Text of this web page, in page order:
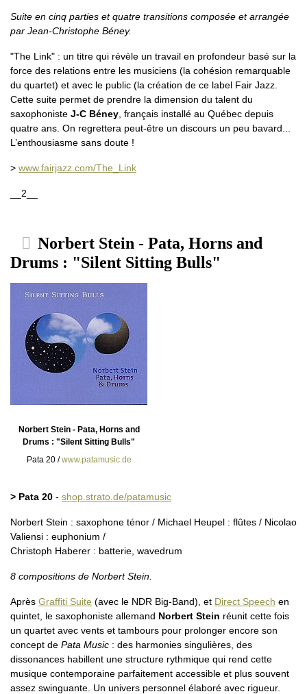
Suite en cinq parties et quatre transitions composée et arrangée
par Jean-Christophe Béney.
"The Link" : un titre qui révèle un travail en profondeur basé sur la
force des relations entre les musiciens (la cohésion remarquable
du quartet) et avec le public (la création de ce label Fair Jazz.
Cette suite permet de prendre la dimension du talent du
saxophoniste J-C Béney , français installé au Québec depuis
quatre ans. On regrettera peut-être un discours un peu bavard...
L’enthousiasme sans doute !
> www.fairjazz.com/The_Link
__2__
Norbert Stein - Pata, Horns and
Drums : "Silent Sitting Bulls"
Norbert Stein - Pata, Horns and
Drums : "Silent Sitting Bulls"
Pata 20 /www.patamusic.de
> Pata 20 - shop.strato.de/patamusic
Norbert Stein : saxophone ténor / Michael Heupel : flûtes / Nicolao
Valiensi : euphonium /
Christoph Haberer : batterie, wavedrum
8 compositions de Norbert Stein.
Après Graffiti Suite (avec le NDR Big-Band), et Direct Speech en
quintet, le saxophoniste allemand Norbert Stein réunit cette fois
un quartet avec vents et tambours pour prolonger encore son
concept de Pata Music : des harmonies singulières, des
dissonances habillent une structure rythmique qui rend cette
musique contemporaine parfaitement accessible et plus souvent
assez swinguante. Un univers personnel élaboré avec rigueur.